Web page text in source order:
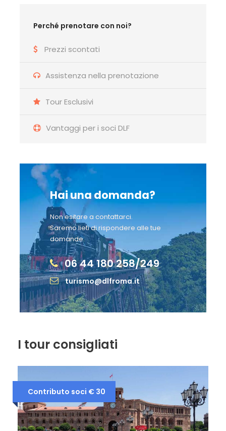
Perché prenotare con noi?
Prezzi scontati
Assistenza nella prenotazione
Tour Esclusivi
Vantaggi per i soci DLF
Hai una domanda?
Non esitare a contattarci.
Saremo lieti di rispondere alle tue
domande.
06 44 180 258/249
turismo@dlfroma.it
teschio e rivolgendole preghiere per alleviarne le
Fontanelle era una delle cave da cui si estraeva il
XVII secolo. Qualche anno dopo, però, la cavità
vittime delle epidemie di peste (1656) e di colera
termine della visita trasferimento al centro di
Umberto, Via Toledo. Pranzo in pizzeria a base di
pizza vari gusti e stuzzicherie varie. Dopo breve
tempo libero, partenza per il rientro in sede. Per
motivi tecnici l’ordine delle visite potrebbe
essere modificato DLF Roma Via Bari, 22
www.dlfroma.it 00161 – Roma
I tour consigliati
Contributo soci € 30